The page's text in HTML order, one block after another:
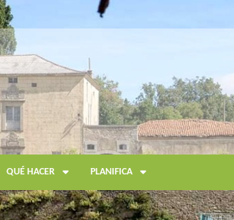
QUÉ HACER PLANIFICA